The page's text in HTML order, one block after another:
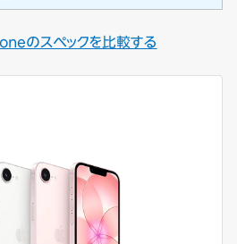
のスペックを比較する